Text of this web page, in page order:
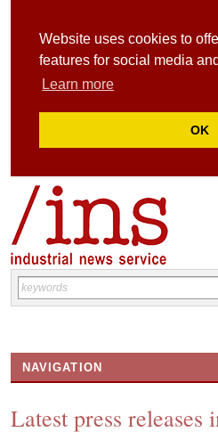
Website uses cookies to
features for social media
Learn more
OK
NAVIGATION
CONTACT US
Latest press releases